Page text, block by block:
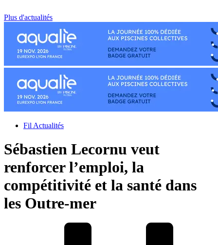
Plus d'actualités
Fil Actualités
Sébastien Lecornu veut
renforcer l’emploi, la
compétitivité et la santé dans
les Outre-mer